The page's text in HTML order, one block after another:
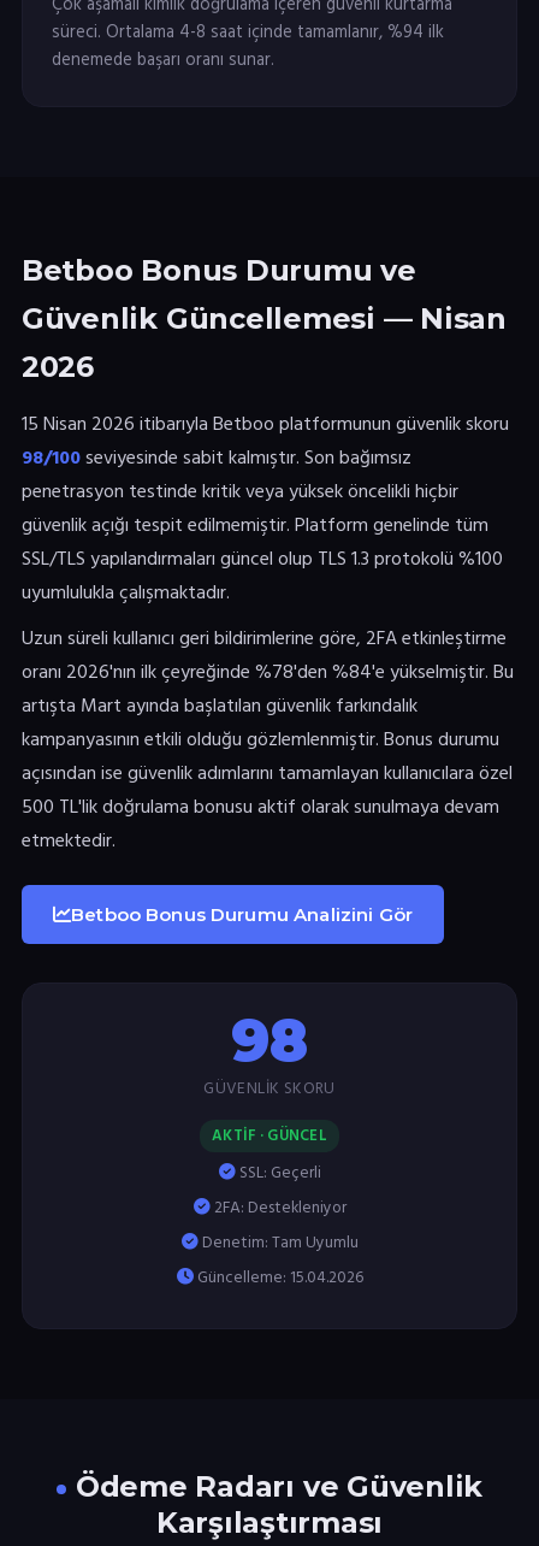
süreci. Ortalama 4-8 saat içinde tamamlanır, %94 ilk
denemede başarı oranı sunar.
Betboo Bonus Durumu ve
Güvenlik Güncellemesi — Nisan
2026
15 Nisan 2026 itibarıyla Betboo platformunun güvenlik skoru
98/100seviyesinde sabit kalmıştır. Son bağımsız
penetrasyon testinde kritik veya yüksek öncelikli hiçbir
güvenlik açığı tespit edilmemiştir. Platform genelinde tüm
SSL/TLS yapılandırmaları güncel olup TLS 1.3 protokolü %100
uyumlulukla çalışmaktadır.
Uzun süreli kullanıcı geri bildirimlerine göre, 2FA etkinleştirme
oranı 2026'nın ilk çeyreğinde %78'den %84'e yükselmiştir. Bu
artışta Mart ayında başlatılan güvenlik farkındalık
kampanyasının etkili olduğu gözlemlenmiştir. Bonus durumu
açısından ise güvenlik adımlarını tamamlayan kullanıcılara özel
500 TL'lik doğrulama bonusu aktif olarak sunulmaya devam
etmektedir.
Betboo Bonus Durumu Analizini Gör
98
GÜVENLIK SKORU
AKTİF · GÜNCEL
SSL: Geçerli
2FA: Destekleniyor
Denetim: Tam Uyumlu
Güncelleme: 15.04.2026
Ödeme Radarı ve Güvenlik
Karşılaştırması